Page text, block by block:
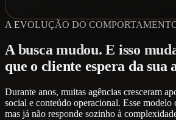
A EVOLUÇÃO DO
A busca mudou. E isso
que o cliente espera da sua
Durante anos, muitas agências cresceram
social e conteúdo operacional. Esse modelo
mas já não responde sozinho à